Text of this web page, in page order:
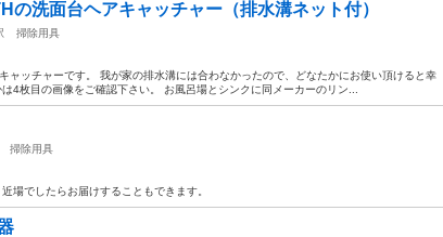
の洗面台ヘアキャッチャー（排水溝ネット付）
掃除用具
ャッチャーです。 我が家の排水溝には合わなかったので、どなたかにお使い頂けると幸
4枚目の画像をご確認下さい。 お風呂場とシンクに同メーカーのリン...
掃除用具
場でしたらお届けすることもできます。